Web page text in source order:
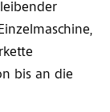
bis an die